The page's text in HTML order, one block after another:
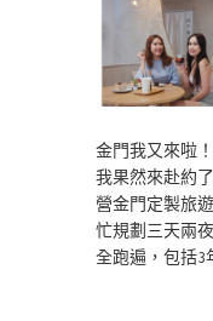
金門我又來啦
我果然來赴約
營金門定製旅
忙規劃三天兩
全跑遍，包括3